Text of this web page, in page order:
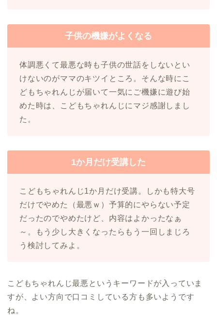
子供の機嫌がよくなる
体調悪くて最悪な時も子供の世話をしないとい
けないのがママのキツイところ。そんな時にこ
どもちゃれんじが届いて一気にご機嫌に遊び始
めた時は、こどもちゃれんじにマジ感謝しまし
た。
1か月だけ受講した
こどもちゃれんじ1か月だけ受講。しかも特大号
だけでやめた（最悪ｗ）予算的にやらない予定
だったのでやめたけど、内容はよかったなぁ
～。もう少し大きくなったらもう一回しまじろ
う検討してみよ。
こどもちゃれんじ最悪というキーワードが入っていま
すが、よい方向で口コミしている方も多いようです
ね。